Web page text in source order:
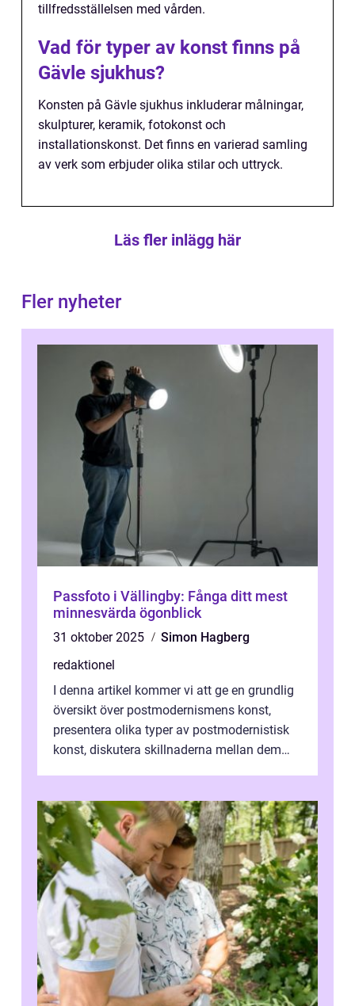
tillfredsställelsen med vården.
Vad för typer av konst finns på
Gävle sjukhus?
Konsten på Gävle sjukhus inkluderar målningar,
skulpturer, keramik, fotokonst och
installationskonst. Det finns en varierad samling
av verk som erbjuder olika stilar och uttryck.
Läs fler inlägg här
Fler nyheter
Passfoto i Vällingby: Fånga ditt mest
minnesvärda ögonblick
31 oktober 2025
Simon Hagberg
redaktionel
I denna artikel kommer vi att ge en grundlig
översikt över postmodernismens konst,
presentera olika typer av postmodernistisk
konst, diskutera skillnaderna mellan dem